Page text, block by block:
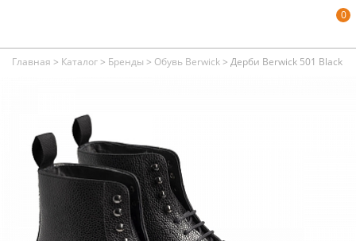
0
Главная > Каталог> Бренды > Обувь Berwick> Дерби Berwick 501 Black